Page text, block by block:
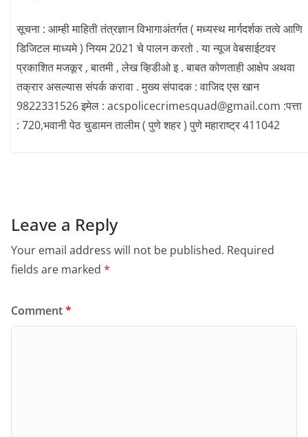
सूचना : आम्ही माहिती तंत्रज्ञान विभागाअंतर्गत ( मध्यस्थ मार्गदर्शक तत्वे आणि
डिजिटल माध्यमे ) नियम 2021 चे पालन करतो . या न्यूज वेबसाईटवर
प्रकाशित मजकूर , बातमी , लेख व्हिडीओ इ . बाबत कोणताही आक्षेप अथवा
तक्रार असल्यास संपर्क करावा . मुख्य संपादक : वाजिद एस खान
9822331526 इमेल : acspolicecrimesquad@gmail.com :पत्ता
: 720,भवानी पेठ चुडामन तालीम ( पुणे शहर ) पुणे महाराष्ट्र 411042
Leave a Reply
Your email address will not be published. Required
fields are marked *
Comment*